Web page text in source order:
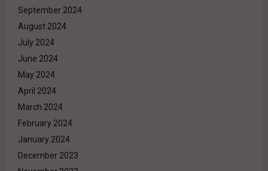
September 2024
August 2024
July 2024
June 2024
May 2024
April 2024
March 2024
February 2024
January 2024
December 2023